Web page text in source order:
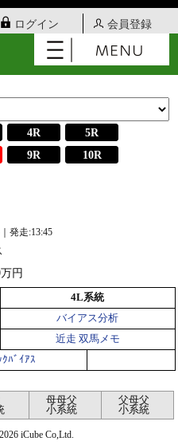
ログイン 会員登録
4R
5R
9R
10R
発走:13:45
円
4L系統
バイアス分析
近走 双馬メモ
ﾊﾞｲｱｽ
母母父
小系統
父母父
小系統
iCube Co,Ltd.